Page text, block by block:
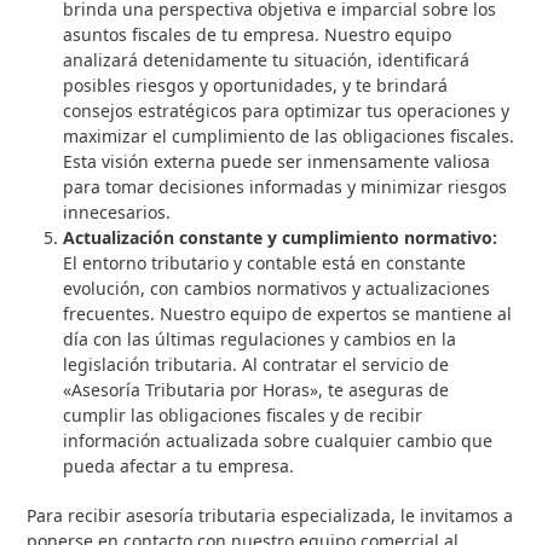
brinda una perspectiva objetiva e imparcial sobre los
asuntos fiscales de tu empresa. Nuestro equipo
analizará detenidamente tu situación, identificará
posibles riesgos y oportunidades, y te brindará
consejos estratégicos para optimizar tus operaciones y
maximizar el cumplimiento de las obligaciones fiscales.
Esta visión externa puede ser inmensamente valiosa
para tomar decisiones informadas y minimizar riesgos
innecesarios.
Actualización constante y cumplimiento normativo:
El entorno tributario y contable está en constante
evolución, con cambios normativos y actualizaciones
frecuentes. Nuestro equipo de expertos se mantiene al
día con las últimas regulaciones y cambios en la
legislación tributaria. Al contratar el servicio de
«Asesoría Tributaria por Horas», te aseguras de
cumplir las obligaciones fiscales y de recibir
información actualizada sobre cualquier cambio que
pueda afectar a tu empresa.
Para recibir asesoría tributaria especializada, le invitamos a